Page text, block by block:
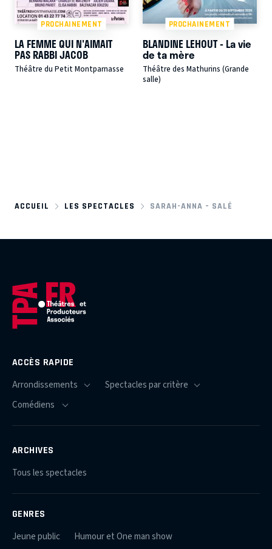
PROCHAINEMENT
LA FEMME QUI N'AIMAIT
PAS RABBI JACOB
Théâtre du Petit Montparnasse
PROCHAINEMENT
BLANDINE LEHOUT - La vie
de ta mère
Théâtre des Mathurins (Grande
salle)
ACCUEIL LES SPECTACLES SARAH-ANNA – SALÉ
ACCÈS RAPIDE
ARCHIVES
Tous les spectacles
GENRES
Jeune public
Humour et One man show